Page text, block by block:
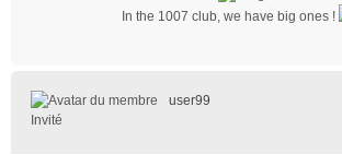
In the 1007 club, we have big ones !
user99
Invité